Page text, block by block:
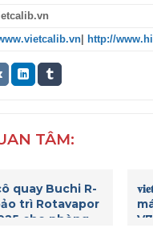
http://
TÂM:
quay Buchi R-
trì Rotavapor
cho phòng